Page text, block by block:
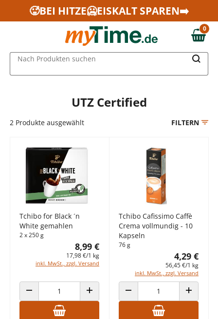
Zum Hauptinhalt springen
Zur Navigation springen
Zur Suche springen
🥵BEI HITZE🥶EISKALT SPAREN➡️
0,00 €
0
Nach Produkten suchen
UTZ Certified
2 Produkte ausgewählt FILTERN
Tchibo for Black ´n
White gemahlen
2 x 250 g
8,99 €
17,98 €/1 kg
inkl. MwSt., zzgl. Versand
ANZAHL VERRINGERN ANZAHL ERHÖHEN
Tchibo Cafissimo Caffè
Crema vollmundig - 10
Kapseln
76 g
4,29 €
56,45 €/1 kg
inkl. MwSt., zzgl. Versand
ANZAHL VERRINGERN ANZAHL